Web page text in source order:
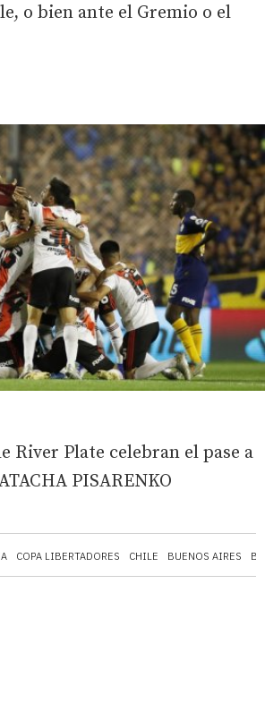
COPA LIBERTADORES CHILE BUENOS AIRES
o bien ante el Gremio o el
River Plate celebran el pase a
PISARENKO